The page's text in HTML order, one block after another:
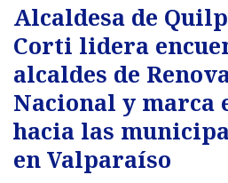
Alcaldesa de
Corti lidera
alcaldes de
Nacional y marca
hacia las
en Valparaíso